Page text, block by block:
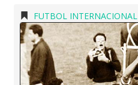
FUTBOL INTERNACIONAL